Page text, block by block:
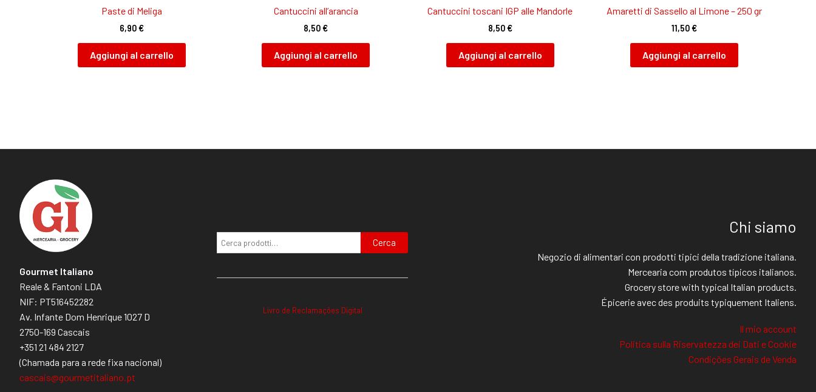
Paste di Meliga
6,90€
Aggiungi al carrello
Cantuccini all’arancia
8,50€
Aggiungi al carrello
Cantuccini toscani IGP alle Mandorle
8,50€
Aggiungi al carrello
Amaretti di Sassello al Limone – 250 gr
11,50€
Aggiungi al carrello
Gourmet Italiano
Reale & Fantoni LDA
NIF: PT516452282
Av. Infante Dom Henrique 1027 D
2750-169 Cascais
+351 21 484 2127
(Chamada para a rede fixa nacional)
cascais@gourmetitaliano.pt
Cerca
Livro de Reclamações Digital
Chi siamo
Negozio di alimentari con prodotti tipici della tradizione italiana.
Mercearia com produtos típicos italianos.
Grocery store with typical Italian products.
Épicerie avec des produits typiquement Italiens.
Il mio account
Politica sulla Riservatezza dei Dati e Cookie
Condições Gerais de Venda